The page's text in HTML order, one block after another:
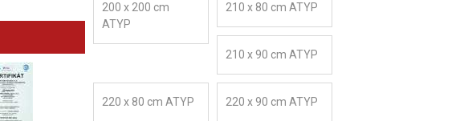
200 x 200 cm
ATYP
210 x 80 cm ATYP
210 x 90 cm ATYP
220 x 80 cm ATYP 220 x 90 cm ATYP